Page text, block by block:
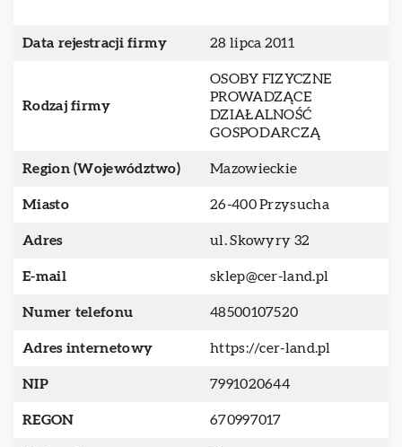
Data rejestracji firmy 28 lipca 2011
Rodzaj firmy
OSOBY FIZYCZNE
PROWADZĄCE
DZIAŁALNOŚĆ
GOSPODARCZĄ
Region (Województwo) Mazowieckie
Miasto 26-400 Przysucha
Adres ul. Skowyry 32
E-mail sklep@cer-land.pl
Numer telefonu 48500107520
Adres internetowy https://cer-land.pl
NIP 7991020644
REGON 670997017